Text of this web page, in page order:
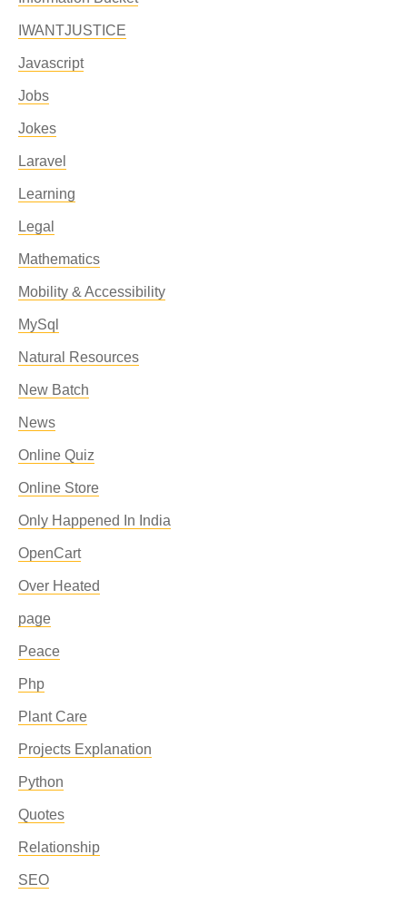
IWANTJUSTICE
Javascript
Jobs
Jokes
Laravel
Learning
Legal
Mathematics
Mobility & Accessibility
MySql
Natural Resources
New Batch
News
Online Quiz
Online Store
Only Happened In India
OpenCart
Over Heated
page
Peace
Php
Plant Care
Projects Explanation
Python
Quotes
Relationship
SEO